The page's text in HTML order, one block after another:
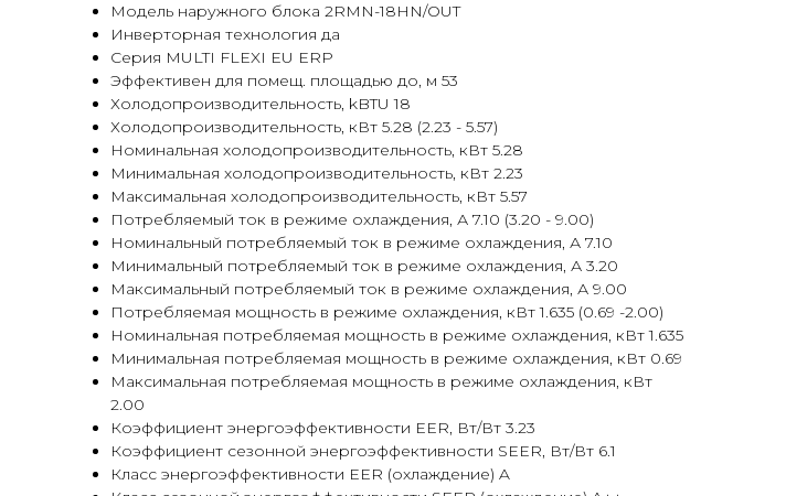
Модель наружного блока 2RMN-18HN/OUT
Инверторная технология да
Серия MULTI FLEXI EU ERP
Эффективен для помещ. площадью до, м 53
Холодопроизводительность, kBTU 18
Холодопроизводительность, кВт 5.28 (2.23 - 5.57)
Номинальная холодопроизводительность, кВт 5.28
Минимальная холодопроизводительность, кВт 2.23
Максимальная холодопроизводительность, кВт 5.57
Потребляемый ток в режиме охлаждения, А 7.10 (3.20 - 9.00)
Номинальный потребляемый ток в режиме охлаждения, А 7.10
Минимальный потребляемый ток в режиме охлаждения, А 3.20
Максимальный потребляемый ток в режиме охлаждения, А 9.00
Потребляемая мощность в режиме охлаждения, кВт 1.635 (0.69 -2.00)
Номинальная потребляемая мощность в режиме охлаждения, кВт 1.635
Минимальная потребляемая мощность в режиме охлаждения, кВт 0.69
Максимальная потребляемая мощность в режиме охлаждения, кВт
2.00
Коэффициент энергоэффективности EER, Вт/Вт 3.23
Коэффициент сезонной энергоэффективности SEER, Вт/Вт 6.1
Класс энергоэффективности EER (охлаждение) A